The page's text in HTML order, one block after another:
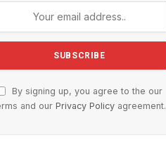
By signing up, you agree to the our
and our Privacy Policy agreement.